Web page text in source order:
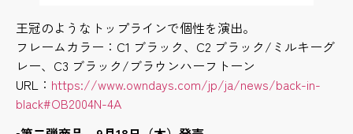
王冠のようなトップラインで個性を演出。
フレームカラー：C1 ブラック、C2 ブラック/ミルキーグ
レー、C3 ブラック/ブラウンハーフトーン
URL： https://www.owndays.com/jp/ja/news/back-in-
black#OB2004N-4A